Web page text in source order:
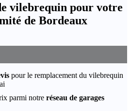
vilebrequin pour votre
de Bordeaux
pour le remplacement du vilebrequin
parmi notre réseau de garages